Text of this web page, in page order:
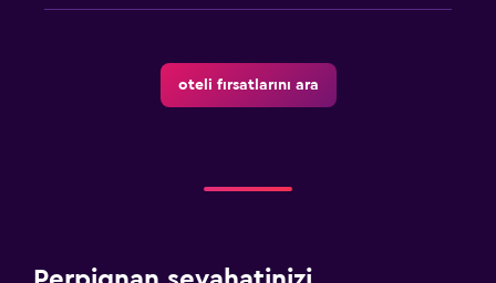
oteli fırsatlarını ara